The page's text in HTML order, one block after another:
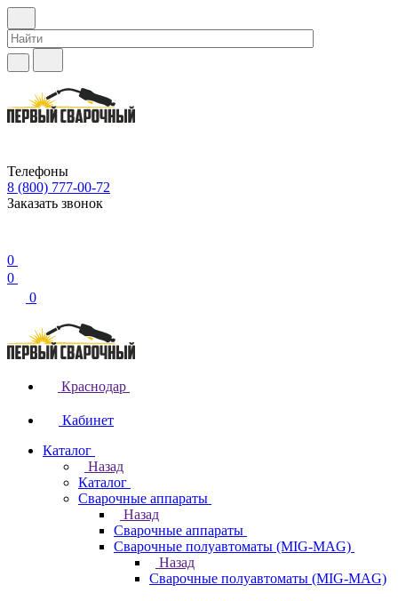
Телефоны
8 (800) 777-00-72
Заказать звонок
0
0
0
Краснодар
Кабинет
Каталог
Назад
Каталог
Сварочные аппараты
Назад
Сварочные аппараты
Сварочные полуавтоматы (MIG-MAG)
Назад
Сварочные полуавтоматы (MIG-MAG)